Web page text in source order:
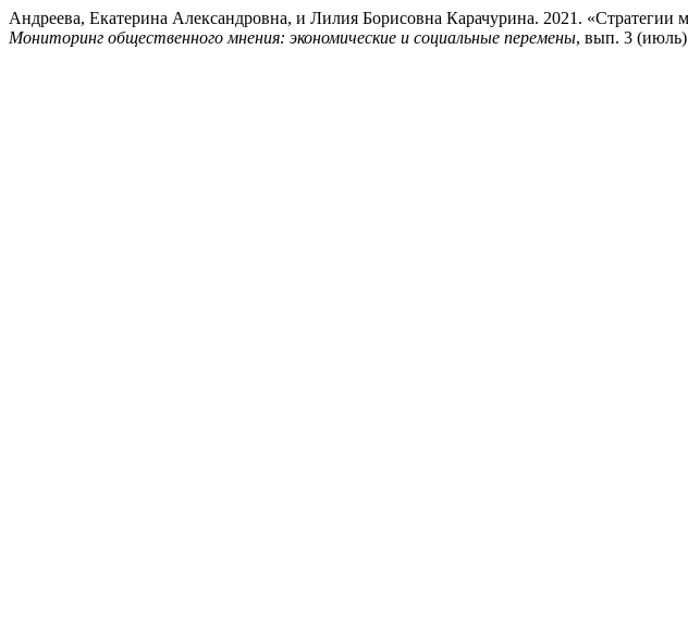
Андреева, Екатерина Александровна, и Лилия Борисовна Карачурина. 2021.
Мониторинг общественного мнения: экономические и социальные перемены, вып. 3